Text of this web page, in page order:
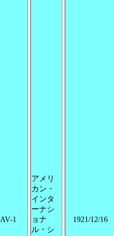
AV-1
アメリ
カン・
インタ
ーナシ
ョナ
ル・シ
1921/12/16